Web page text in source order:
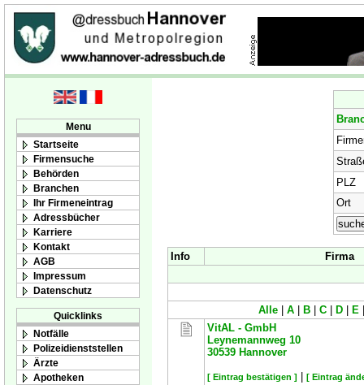
Menu
Startseite
Firmensuche
Behörden
Branchen
Ihr Firmeneintrag
Adressbücher
Karriere
Kontakt
AGB
Impressum
Datenschutz
Quicklinks
Notfälle
Polizeidienststellen
Ärzte
Apotheken
PLZ
Ort
Info Firma
Alle A B C D E
VitAL - GmbH
Leynemannweg 10
30539 Hannover
[ Eintrag bestätigen ] [ Eintrag